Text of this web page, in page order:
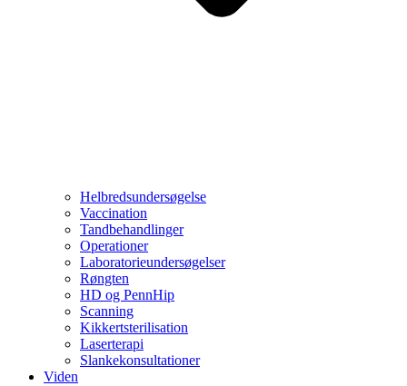
Helbredsundersøgelse
Vaccination
Tandbehandlinger
Operationer
Laboratorieundersøgelser
Røngten
HD og PennHip
Scanning
Kikkertsterilisation
Laserterapi
Slankekonsultationer
Viden